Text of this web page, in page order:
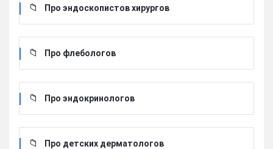
Про эндоскопистов хирургов
Про флебологов
Про эндокринологов
Про детских дерматологов